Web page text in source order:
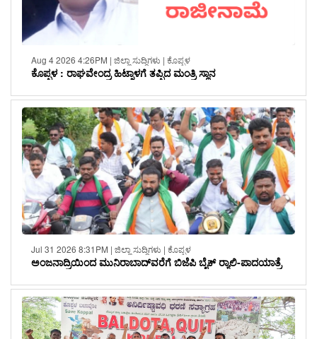
Aug 4 2026 4:26PM | ಜಿಲ್ಲಾ ಸುದ್ದಿಗಳು | ಕೊಪ್ಪಳ
ಕೊಪ್ಪಳ : ರಾಘವೇಂದ್ರ ಹಿಟ್ನಾಳಗೆ ತಪ್ಪಿದ ಮಂತ್ರಿ ಸ್ಥಾನ
Jul 31 2026 8:31PM | ಜಿಲ್ಲಾ ಸುದ್ದಿಗಳು | ಕೊಪ್ಪಳ
ಅಂಜನಾದ್ರಿಯಿಂದ ಮುನಿರಾಬಾದ್‌ವರೆಗೆ ಬಿಜೆಪಿ ಬೈಕ್ ರ‍್ಯಾಲಿ-ಪಾದಯಾತ್ರೆ